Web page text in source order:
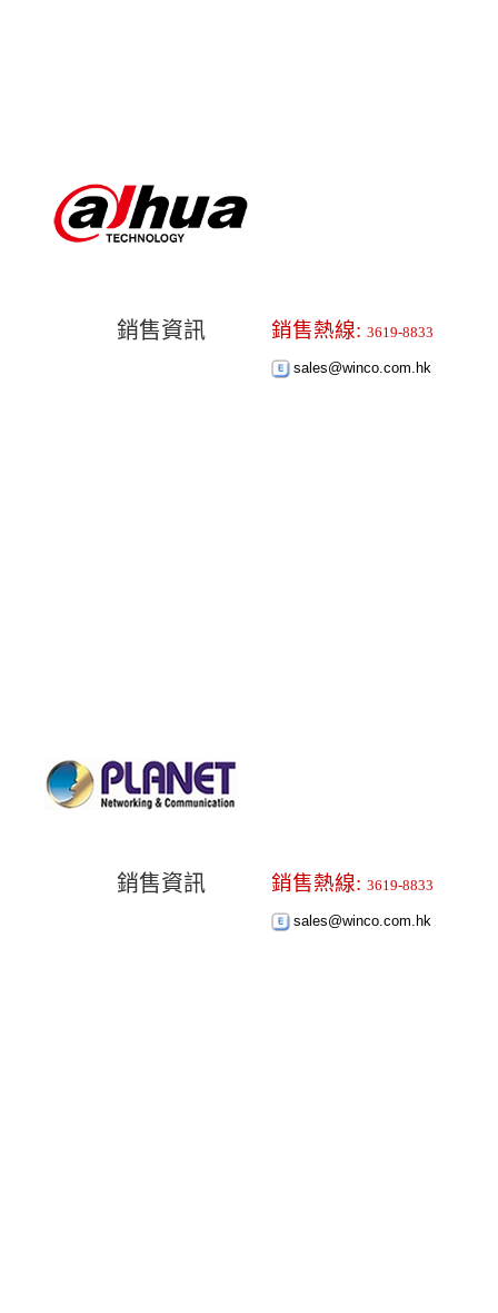
銷售資訊 銷售熱線: 3619-8833
sales@winco.com.hk
銷售資訊 銷售熱線: 3619-8833
sales@winco.com.hk